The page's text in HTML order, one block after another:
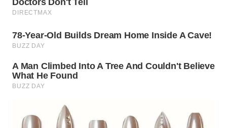
PAKPAK
WN
KARAWANG
WN
BEKASI
BOGOR